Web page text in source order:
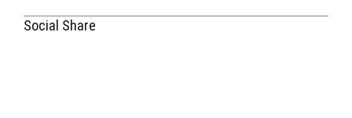
Social Share